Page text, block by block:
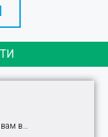
вам в…